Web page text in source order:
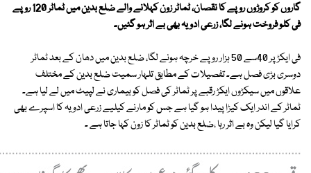
گاروں کو کروڑوں روپے کا نقصان، ٹماٹر زون کہلانے والے ضلع بدین میں ٹماٹر 120 روپے
فی کلو فروخت ہونے لگا، زرعی ادویہ بھی بے اثر ہو گئیں۔
فی ایکڑ پر 40سے 50 ہزار روپے خرچہ ہونے لگا، ضلع بدین میں دھان کے بعد ٹماٹر
دوسری بڑی فصل ہے۔ تفصیلات کے مطابق تلہار سمیت ضلع بدین کے مختلف
علاقوں میں سیکڑوں ایکڑ رقبے پر ٹماٹر کی فصل کو بیماری نے لپیٹ میں لے لیا ہے۔
ٹماٹر کے اندر ایک کیڑا پیدا ہو گیا ہے جس کو مارنے کیلیے زرعی ادویہ کا اسپرے بھی
کرایا گیا لیکن وہ بے اثر رہا ،ضلع بدین کو ٹماٹر کا زون کہا جاتا ہے ۔